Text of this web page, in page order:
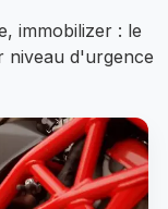
immobilizer : le
niveau d'urgence